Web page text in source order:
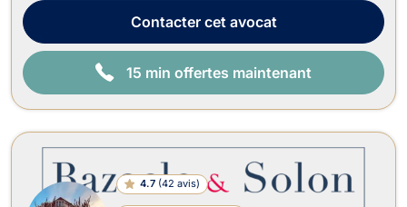
Afschrift, avocate ...Contactercet avocat
15 min offertes maintenant
4.7 (42 avis)